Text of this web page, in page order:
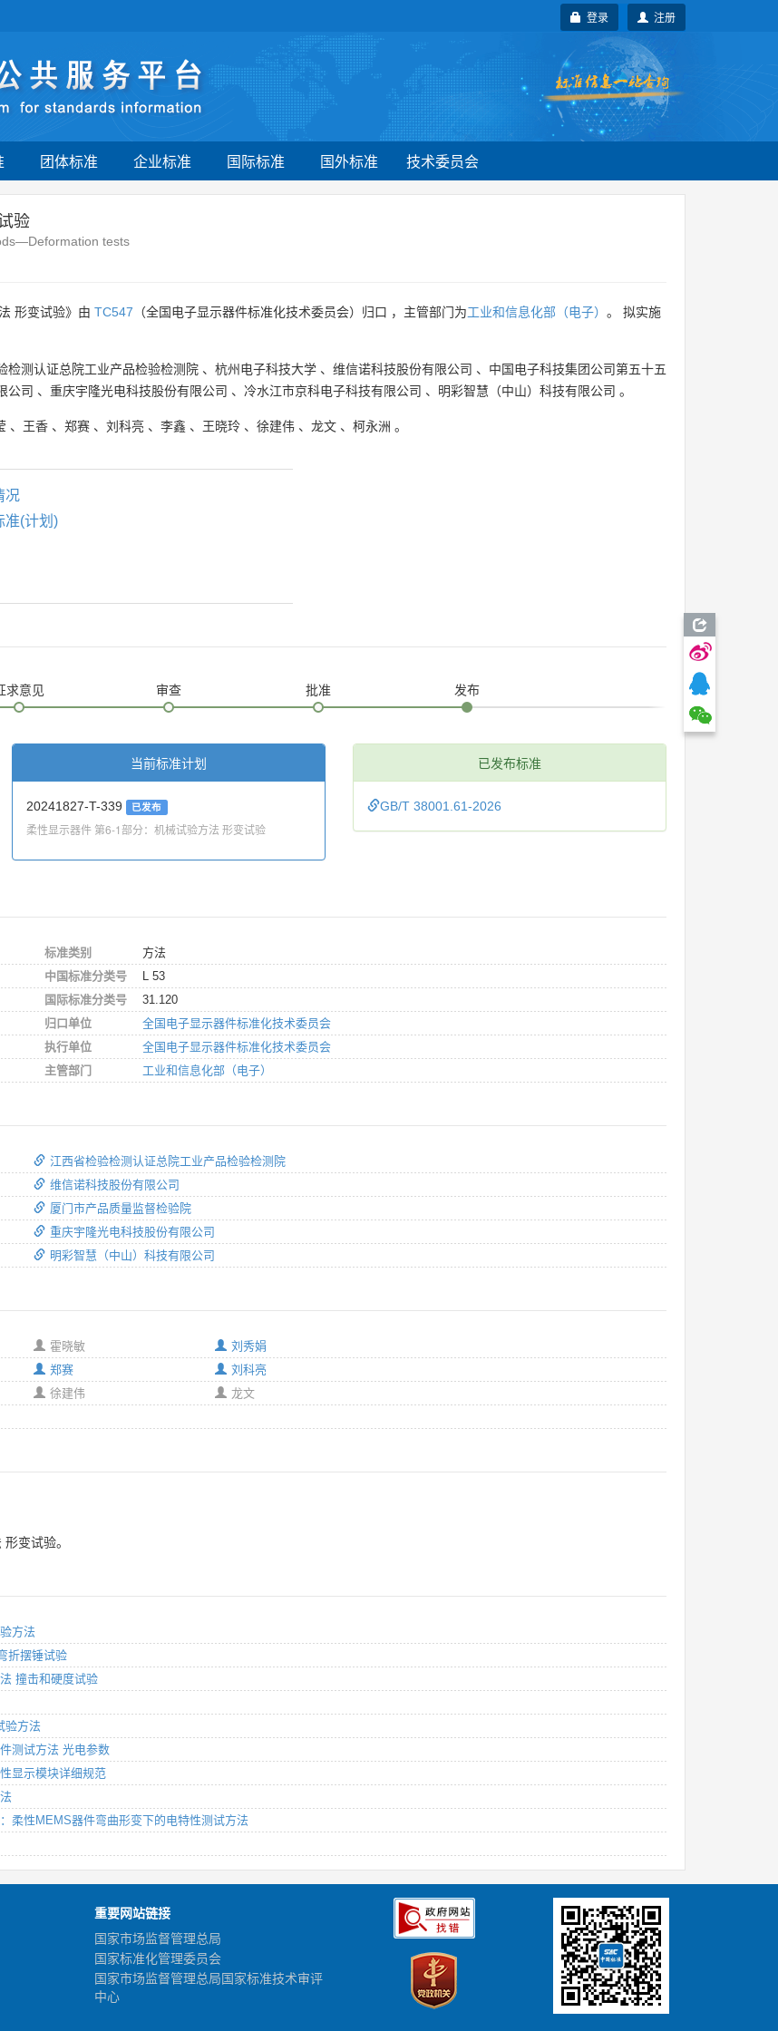
注册
登录
团体标准 企业标准 国际标准 国外标准 技术委员会
验
tests
形变试验》由 TC547 （全国电子显示器件标准化技术委员会）归口 ，主管部门为工业和信息化部（电子） 。 拟实施
检测认证总院工业产品检验检测院 、 杭州电子科技大学 、 维信诺科技股份有限公司 、 中国电子科技集团公司第五十五
公司 、 重庆宇隆光电科技股份有限公司 、 冷水江市京科电子科技有限公司 、 明彩智慧（中山）科技有限公司 。
、 王香 、 郑赛 、 刘科亮 、 李鑫 、 王晓玲 、 徐建伟 、 龙文 、 柯永洲 。
况
准(计划)
求意见 审查 批准 发布
当前标准计划
20241827-T-339 已发布
柔性显示器件 第6-1部分：机械试验方法 形变试验
已发布标准
GB/T 38001.61-2026
标准类别
方法
中国标准分类号
L 53
国际标准分类号
31.120
归口单位
全国电子显示器件标准化技术委员会
执行单位
全国电子显示器件标准化技术委员会
主管部门
工业和信息化部（电子）
江西省检验检测认证总院工业产品检验检测院
维信诺科技股份有限公司
厦门市产品质量监督检验院
重庆宇隆光电科技股份有限公司
明彩智慧（中山）科技有限公司
霍晓敏
刘秀娟
郑赛
刘科亮
徐建伟
龙文
变试验。
方法
折摆锤试验
撞击和硬度试验
验方法
测试方法 光电参数
显示模块详细规范
柔性MEMS器件弯曲形变下的电特性测试方法
重要网站链接
国家市场监督管理总局
国家标准化管理委员会
国家市场监督管理总局国家标准技术审评
中心